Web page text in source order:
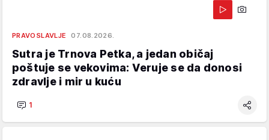
PRAVOSLAVLJE 07.08.2026.
Sutra je Trnova Petka, a jedan običaj
poštuje se vekovima: Veruje se da donosi
zdravlje i mir u kuću
1